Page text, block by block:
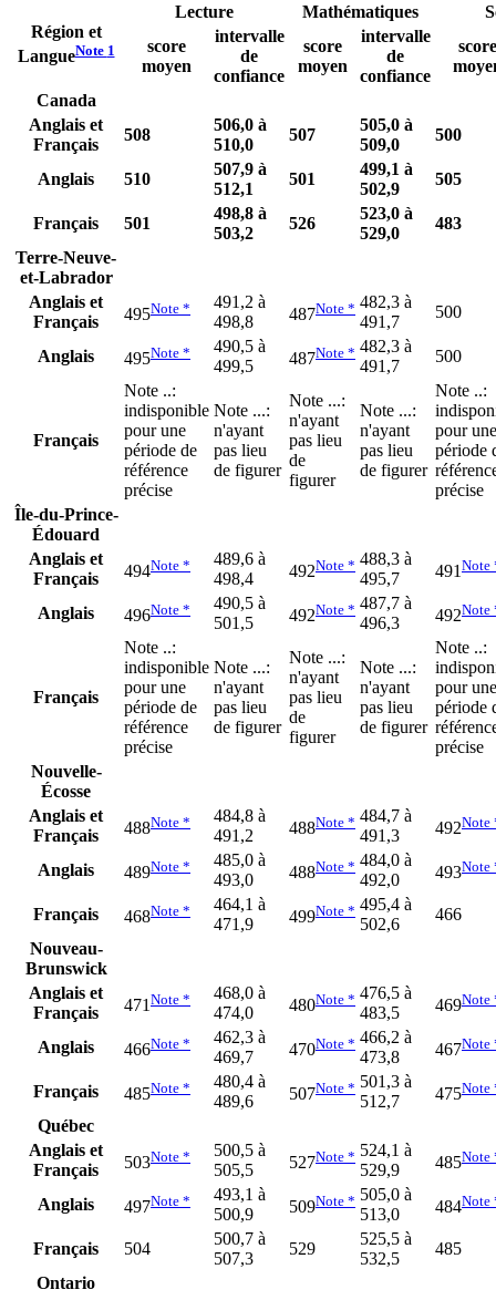
Région et
LangueNote 1
Lecture Mathématiques
score
moyen
intervalle
de
confiance
score
moyen
intervalle
de
confiance
score
Canada
Anglais et
Français
508
506,0 à
510,0
507
505,0 à
509,0
500
Anglais 510
507,9 à
512,1
501
499,1 à
502,9
505
Français 501
498,8 à
503,2
526
523,0 à
529,0
483
Terre-Neuve-
et-Labrador
Anglais et
Français
495Note *
491,2 à
498,8
487Note * 482,3 à
491,7
500
Anglais 495Note *
490,5 à
499,5
487Note * 482,3 à
491,7
500
Français
Note ..:
indisponible
pour une
période de
référence
précise
Note ...:
n'ayant
pas lieu
de figurer
Note ...:
n'ayant
pas lieu
de
figurer
Note ...:
n'ayant
pas lieu
de figurer
Note ..:
pour une
période
précise
Île-du-Prince-
Édouard
Anglais et
Français
494Note *
489,6 à
498,4
492Note * 488,3 à
495,7
491 Note
Anglais 496Note *
490,5 à
501,5
492Note * 487,7 à
496,3
492Note
Français
Note ..:
indisponible
pour une
période de
référence
précise
Note ...:
n'ayant
pas lieu
de figurer
Note ...:
n'ayant
pas lieu
de
figurer
Note ...:
n'ayant
pas lieu
de figurer
Note ..:
pour une
période
précise
Nouvelle-
Écosse
Anglais et
Français
488Note *
484,8 à
491,2
488Note * 484,7 à
491,3
492Note
Anglais 489Note *
485,0 à
493,0
488Note * 484,0 à
492,0
493Note
Français 468Note *
464,1 à
471,9
499Note * 495,4 à
502,6
466
Nouveau-
Brunswick
Anglais et
Français
471 Note *
468,0 à
474,0
480Note * 476,5 à
483,5
469Note
Anglais 466Note *
462,3 à
469,7
470Note * 466,2 à
473,8
467Note
Français 485Note *
480,4 à
489,6
507Note * 501,3 à
512,7
475Note
Québec
Anglais et
Français
503Note *
500,5 à
505,5
527Note * 524,1 à
529,9
485Note
Anglais 497Note *
493,1 à
500,9
509Note * 505,0 à
513,0
484Note
Français 504
500,7 à
507,3
529
525,5 à
532,5
485
Ontario